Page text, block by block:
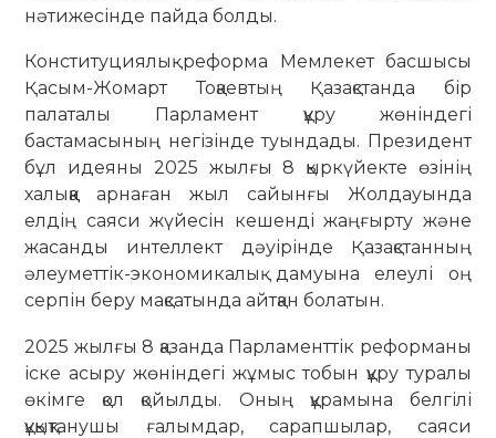
нәтижесінде пайда болды.
Конституциялық реформа Мемлекет басшысы
Қасым-Жомарт Тоқаевтың Қазақстанда бір
палаталы Парламент құру жөніндегі
бастамасының негізінде туындады. Президент
бұл идеяны 2025 жылғы 8 қыркүйекте өзінің
халыққа арнаған жыл сайынғы Жолдауында
елдің саяси жүйесін кешенді жаңғырту және
жасанды интеллект дәуірінде Қазақстанның
әлеуметтік-экономикалық дамуына елеулі оң
серпін беру мақсатында айтқан болатын.
2025 жылғы 8 қазанда Парламенттік реформаны
іске асыру жөніндегі жұмыс тобын құру туралы
өкімге қол қойылды. Оның құрамына белгілі
құқықтанушы ғалымдар, сарапшылар, саяси